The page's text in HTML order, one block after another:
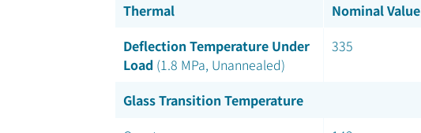
Thermal
Nominal Value
Deflection Temperature Under
Load (1.8 MPa, Unannealed)
335
Glass Transition Temperature